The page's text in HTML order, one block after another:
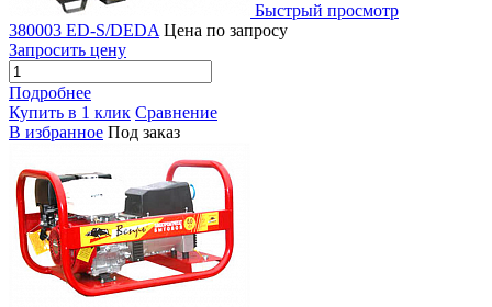
Быстрый просмотр
380003 ED-S/DEDA Цена по запросу
Запросить цену
Подробнее
Купить в 1 клик Сравнение
В избранное Под заказ